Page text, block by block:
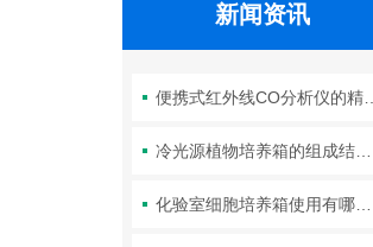
新闻资讯
便携式红外线CO分析仪的精度如何？
冷光源植物培养箱的组成结构及作用分析
化验室细胞培养箱使用有哪些要求？箱体清洁如何进行？